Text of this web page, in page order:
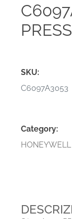
SKU:
C6097A3053
Category:
HONEYWELL